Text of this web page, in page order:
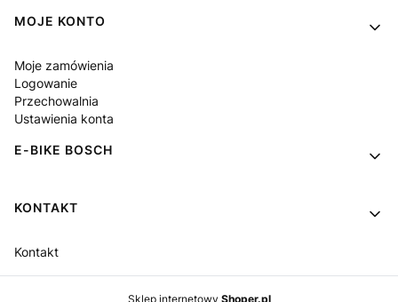
MOJE KONTO
Moje zamówienia
Logowanie
Przechowalnia
Ustawienia konta
E-BIKE BOSCH
KONTAKT
Kontakt
Sklep internetowy Shoper.pl